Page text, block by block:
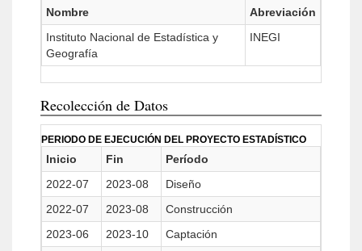
Nombre
Abreviación
Instituto Nacional de Estadística y
Geografía
INEGI
Recolección de Datos
PERIODO DE EJECUCIÓN DEL PROYECTO ESTADÍSTICO
Inicio Fin
Período
2022-07
2023-08
Diseño
2022-07
2023-08
Construcción
2023-06
2023-10
Captación